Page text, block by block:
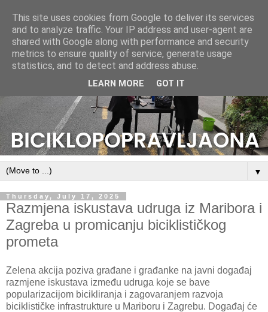
▼
Thursday, July 17, 2025
Razmjena iskustava udruga iz Maribora i
Zagreba u promicanju biciklističkog
prometa
Zelena akcija poziva građane i građanke na javni događaj
razmjene iskustava između udruga koje se bave
popularizacijom bicikliranja i zagovaranjem razvoja
biciklističke infrastrukture u Mariboru i Zagrebu. Događaj će
This site uses cookies from Google to deliver its services
and to analyze traffic. Your IP address and user-agent are
shared with Google along with performance and security
metrics to ensure quality of service, generate usage
statistics, and to detect and address abuse.
LEARN MORE GOT IT